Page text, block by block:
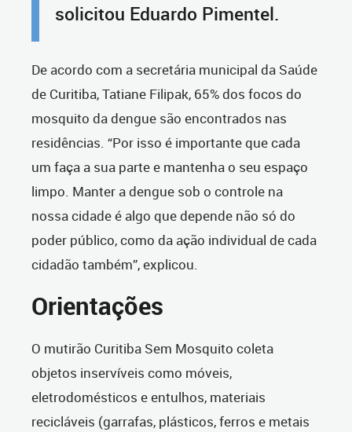
solicitou Eduardo Pimentel.
De acordo com a secretária municipal da Saúde
de Curitiba, Tatiane Filipak, 65% dos focos do
mosquito da dengue são encontrados nas
residências. “Por isso é importante que cada
um faça a sua parte e mantenha o seu espaço
limpo. Manter a dengue sob o controle na
nossa cidade é algo que depende não só do
poder público, como da ação individual de cada
cidadão também”, explicou.
Orientações
O mutirão Curitiba Sem Mosquito coleta
objetos inservíveis como móveis,
eletrodomésticos e entulhos, materiais
recicláveis (garrafas, plásticos, ferros e metais